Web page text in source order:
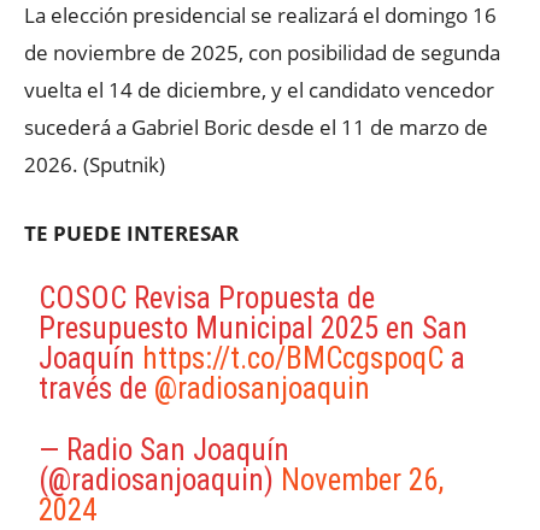
La elección presidencial se realizará el domingo 16
de noviembre de 2025, con posibilidad de segunda
vuelta el 14 de diciembre, y el candidato vencedor
sucederá a Gabriel Boric desde el 11 de marzo de
2026. (Sputnik)
TE PUEDE INTERESAR
COSOC Revisa Propuesta de
Presupuesto Municipal 2025 en San
Joaquín https://t.co/BMCcgspoqC a
través de @radiosanjoaquin
— Radio San Joaquín
(@radiosanjoaquin) November 26,
2024